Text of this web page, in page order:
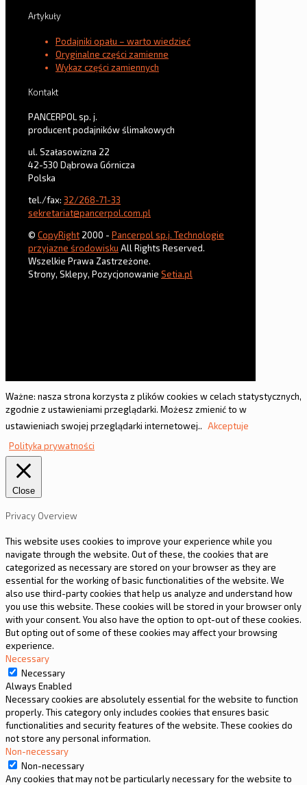
Artykuły
Podajniki opału – warto wiedzieć
Oryginalne części zamienne
Wykaz części zamiennych
Kontakt
PANCERPOL sp. j.
producent podajników ślimakowych
ul. Szałasowizna 22
42-530 Dąbrowa Górnicza
Polska
tel./fax: 32/268-71-33
sekretariat@pancerpol.com.pl
© CopyRight 2000 - Pancerpol sp.j. Technologie
przyjazne środowisku All Rights Reserved.
Wszelkie Prawa Zastrzeżone.
Strony, Sklepy, Pozycjonowanie Setia.pl
Ważne: nasza strona korzysta z plików cookies w celach statystycznych,
zgodnie z ustawieniami przeglądarki. Możesz zmienić to w
ustawieniach swojej przeglądarki internetowej.. Akceptuje
Polityka prywatności
Close
Privacy Overview
This website uses cookies to improve your experience while you
navigate through the website. Out of these, the cookies that are
categorized as necessary are stored on your browser as they are
essential for the working of basic functionalities of the website. We
also use third-party cookies that help us analyze and understand how
you use this website. These cookies will be stored in your browser only
with your consent. You also have the option to opt-out of these cookies.
But opting out of some of these cookies may affect your browsing
experience.
Necessary
Necessary
Always Enabled
Necessary cookies are absolutely essential for the website to function
properly. This category only includes cookies that ensures basic
functionalities and security features of the website. These cookies do
not store any personal information.
Non-necessary
Non-necessary
Any cookies that may not be particularly necessary for the website to